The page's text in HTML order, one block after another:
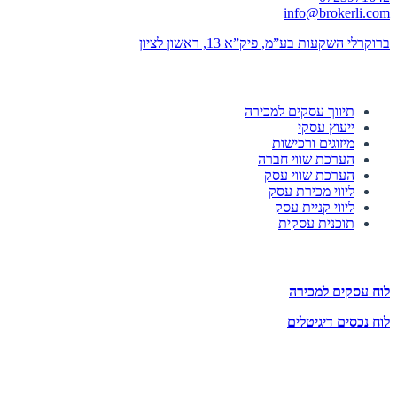
info@brokerli.com
ברוקרלי השקעות בע”מ, פיק”א 13, ראשון לציון
תיווך עסקים למכירה
ייעוץ עסקי
מיזוגים ורכישות
הערכת שווי חברה
הערכת שווי עסק
ליווי מכירת עסק
ליווי קניית עסק
תוכנית עסקית
לוח עסקים למכירה
לוח נכסים דיגיטלים